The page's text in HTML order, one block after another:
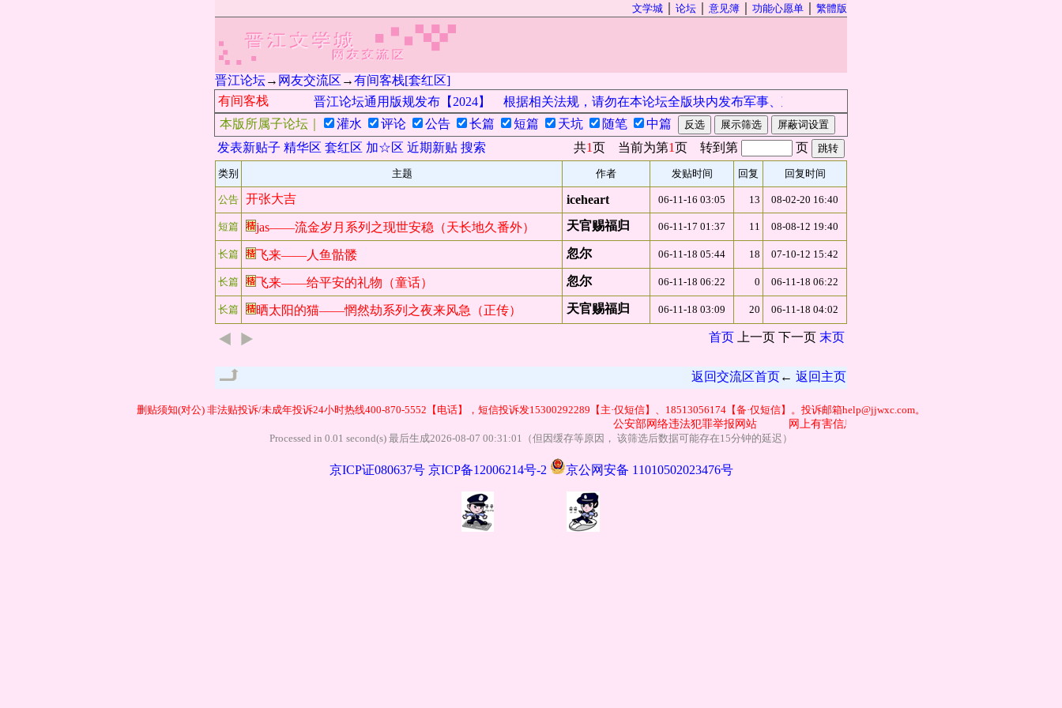
文学城 论坛 意见簿 功能心愿单 繁體版
晋江论坛→ 网友交流区 →有间客栈[套红区]
有间客栈
晋江论坛通用版规发布【2024】
根据相关法规，请勿在本论坛全版块内发布军事、政治、经济等时政新闻信息及相关人员的任何内
本版所属子论坛｜
灌水 评论 公告 长篇 短篇 天坑 随笔 中篇 屏蔽词设置
发表新贴子 精华区 套红区 加☆区 近期新贴 搜索 共1页 当前为第1页 转到第 页
类别 主题 作者 发贴时间 回复 回复时间
公告 开张大吉 iceheart 06-11-16 03:05 13 08-02-20 16:40
短篇 jas——流金岁月系列之现世安稳（天长地久番外） 天官赐福归 06-11-17 01:37 11 08-08-12 19:40
长篇 飞来——人鱼骷髅 忽尔 06-11-18 05:44 18 07-10-12 15:42
长篇 飞来——给平安的礼物（童话） 忽尔 06-11-18 06:22 0 06-11-18 06:22
长篇 晒太阳的猫——惘然劫系列之夜来风急（正传） 天官赐福归 06-11-18 03:09 20 06-11-18 04:02
首页 上一页 下一页 末页
返回交流区首页← 返回主页
删贴须知(对公) 非法贴投诉/未成年投诉24小时热线400-870-5552【电话】，短信投诉发15300292289【主·仅短信】、18513056174【备·仅短信】。投诉邮箱help@jjwxc.com。
公安部网络违法犯罪举报网站
网上有害信息举报专区
Processed in 0.01 second(s) 最后生成2026-08-07 00:31:01（但因缓存等原因， 该筛选后数据可能存在15分钟的延迟）
京ICP证080637号 京ICP备12006214号-2 京公网安备 11010502023476号